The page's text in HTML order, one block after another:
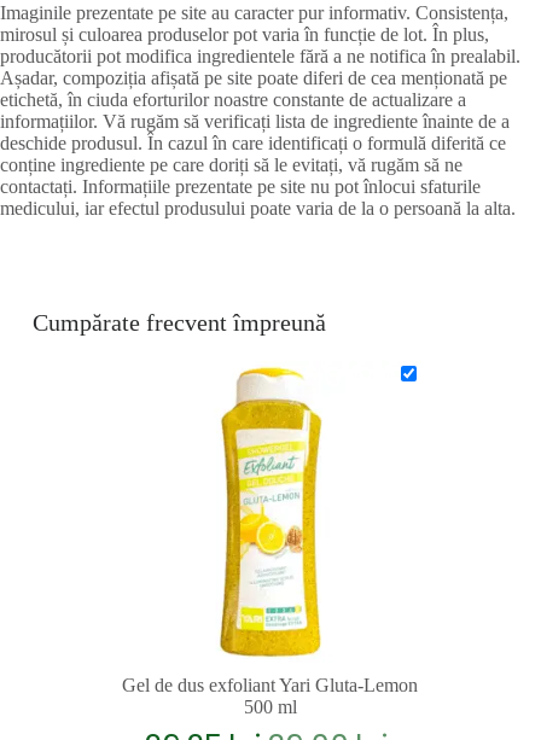
Imaginile prezentate pe site au caracter pur informativ. Consistența,
mirosul și culoarea produselor pot varia în funcție de lot. În plus,
producătorii pot modifica ingredientele fără a ne notifica în prealabil.
Așadar, compoziția afișată pe site poate diferi de cea menționată pe
etichetă, în ciuda eforturilor noastre constante de actualizare a
informațiilor. Vă rugăm să verificați lista de ingrediente înainte de a
deschide produsul. În cazul în care identificați o formulă diferită ce
conține ingrediente pe care doriți să le evitați, vă rugăm să ne
contactați. Informațiile prezentate pe site nu pot înlocui sfaturile
medicului, iar efectul produsului poate varia de la o persoană la alta.
Cumpărate frecvent împreună
Gel de dus exfoliant Yari Gluta-Lemon
500 ml